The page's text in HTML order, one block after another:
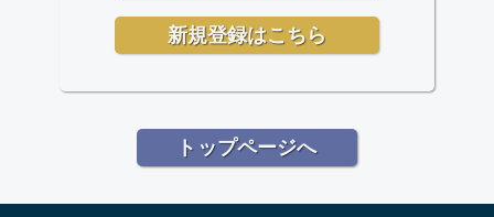
トップページへ